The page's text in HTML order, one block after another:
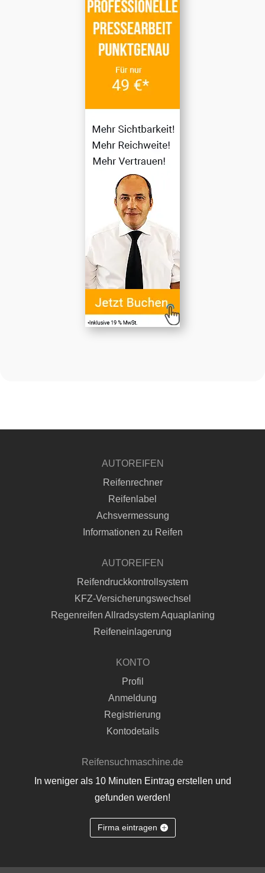
AUTOREIFEN
Reifenrechner
Reifenlabel
Achsvermessung
Informationen zu Reifen
AUTOREIFEN
Reifendruckkontrollsystem
KFZ-Versicherungswechsel
Regenreifen Allradsystem Aquaplaning
Reifeneinlagerung
KONTO
Profil
Anmeldung
Registrierung
Kontodetails
Reifensuchmaschine.de
In weniger als 10 Minuten Eintrag erstellen und
gefunden werden!
Firma eintragen